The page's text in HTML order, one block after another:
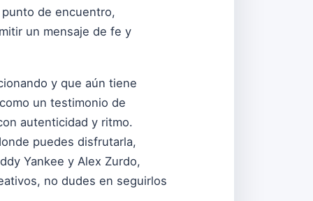
de encuentro,
un mensaje de fe y
y que aún tiene
un testimonio de
autenticidad y ritmo.
puedes disfrutarla,
Yankee y Alex Zurdo,
no dudes en seguirlos